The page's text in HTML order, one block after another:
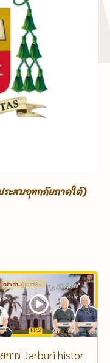
บอุทกภัยภาคใต้
การ Jarburi histor